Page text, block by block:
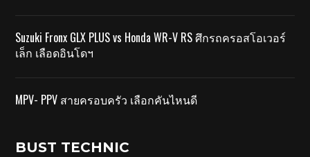
Suzuki Fronx GLX PLUS vs Honda WR-V RS ศึกรถครอสโอเวอร์
เล็ก เลือดอินโดฯ
MPV- PPV สายครอบครัว เลือกคันไหนดี
BUST TECHNIC